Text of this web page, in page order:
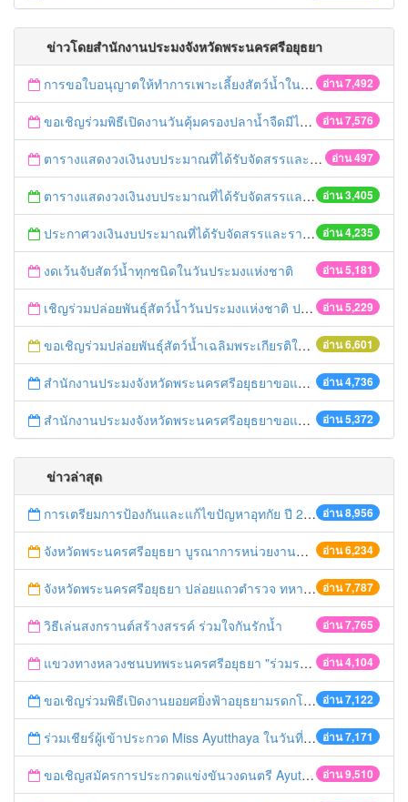
ข่าวโดยสำนักงานประมงจังหวัดพระนครศรีอยุธยา
อ่าน 7,492
การขอใบอนุญาตให้ทำการเพาะเลี้ยงสัตว์น้ำในที่จับสัตว์น้ำซึ่งเป็นสาธารณสมบัติของแผ่นดิน
อ่าน 7,576
ขอเชิญร่วมพิธีเปิดงานวันคุ้มครองปลาน้ำจืดมีไข่ "ฤดูน้ำแดง" ประจำปี 2559
อ่าน 497
ตารางแสดงวงเงินงบประมาณที่ได้รับจัดสรรและราคากลาง(ตู้อบรมควันแบบใช้เชื้อเพลิง)ตามโครงการพัฒนาการผลิต แปรรูป และเชื่อมโยงตลาดสินค้าเกษตรปลอดภัยที่มีศักยภาพการตลาด
อ่าน 3,405
ตารางแสดงวงเงินงบประมาณที่ได้รับจัดสรรและราคากลาง(อาหารสัตว์)ตามโครงการพัฒนาการผลิต แปรรูป และเชื่อมโยงตลาดสินค้าเกษตรปลอดภัยที่มีศักยภาพการตลาด
อ่าน 4,235
ประกาศวงเงินงบประมาณที่ได้รับจัดสรรและราคากลางในการจัดซื้อจัดจ้าง โครงการพัฒนาการผลิต แปรรูป และเชื่อมโยงตลาดสินค้าเกษตรปลอดภัยที่มีศักยภาพการตลาด
อ่าน 5,181
งดเว้นจับสัตว์น้ำทุกชนิดในวันประมงแห่งชาติ
อ่าน 5,229
เชิญร่วมปล่อยพันธุ์สัตว์น้ำวันประมงแห่งชาติ ประจำปี 2558 ระดับจังหวัด
อ่าน 6,601
ขอเชิญร่วมปล่อยพันธ์ุสัตว์น้ำเฉลิมพระเกียรติในวันเฉลิมพระชนมพรรษา สมเด็จพระนางเจ้าสิริกิติ์ พระบรมราชินีนาถ ปี 2558
อ่าน 4,736
สำนักงานประมงจังหวัดพระนครศรีอยุธยาขอแจ้งราคากลางโครงการส่งเสริมการเลี้ยงสัตว์น้ำช่วยเหลือเกษตรกรที่ได้รับผลกระทบจากภัยแล้งปี 2558
อ่าน 5,372
สำนักงานประมงจังหวัดพระนครศรีอยุธยาขอแจ้งราคากลางโครงการส่งเสริมเกษตรด้านการประมงปี 2558
ข่าวล่าสุด
อ่าน 8,956
การเตรียมการป้องกันและแก้ไขปัญหาอุทกัย ปี 2561
อ่าน 6,234
จังหวัดพระนครศรีอยุธยา บูรณาการหน่วยงานที่เกี่ยวข้อง ลงพื้นที่จัดระเบียบและดำเนินมาตรการตามบทลงโทษสูงสุดกับผู้ประกอบการร้านค้าที่ยังฝ่าฝืนตั้งร้านค้ารุกล้ำเขตพื้นที่ทางหลวง เตรียมความปลอดภัยก่อนเทศกาลสงกรานต์
อ่าน 7,787
จังหวัดพระนครศรีอยุธยา ปล่อยแถวตำรวจ ทหาร ฝ่ายปกครอง กว่า 100 นาย ตรวจเข้มท่ารถสาธารณะ สถานีขนส่งรถโดยสาร วินรถตู้ และสถานีรถไฟ เตรียมรับมือเทศกาลสงกรานต์
อ่าน 7,765
วิธีเล่นสงกรานต์สร้างสรรค์ ร่วมใจกันรักน้ำ
อ่าน 4,104
แขวงทางหลวงชนบทพระนครศรีอยุธยา "ร่วมรณรงค์ ขับช้า เปิดไฟหน้า คาดเข็มขัด" เทศกาลสงกรานต์ ปี 2561
อ่าน 7,122
ขอเชิญร่วมพิธีเปิดงานยอยศยิ่งฟ้าอยุธยามรดกโลก
อ่าน 7,171
ร่วมเชียร์ผู้เข้าประกวด Miss Ayutthaya ในวันที่ 15 ธันวาคม 2560
อ่าน 9,510
ขอเชิญสมัครการประกวดแข่งขันวงดนตรี Ayutthaya battle of the bands